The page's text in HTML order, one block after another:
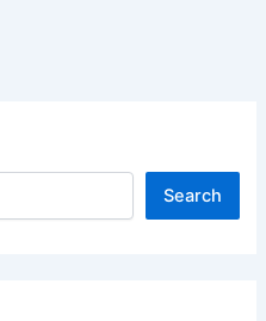
Search